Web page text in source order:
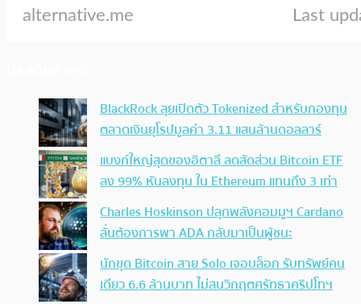
BlackRock ลุยเปิดตัว Tokenized สำหรับกองทุน
ตลาดเงินยุโรปมูลค่า 3.11 แสนล้านดอลลาร์
แบงก์ใหญ่สุดของอิตาลี ลดสัดส่วน Bitcoin ETF
ลง 99% หันลงทุน ใน Ethereum แทนถึง 3 เท่า
Charles Hoskinson ปลุกพลังคอมมูฯ Cardano
ลั่นต้องการพา ADA กลับมาเป็นผู้ชนะ
นักขุด Bitcoin สาย Solo เจอบล็อก รับทรัพย์คน
เดียว 6.6 ล้านบาท ไม่สนวิกฤตศรัทธาคริปโทฯ